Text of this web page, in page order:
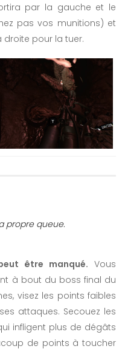
par la gauche et le
pas vos munitions) et
pour la tuer.
propre queue.
être manqué. Vous
à bout du boss final du
visez les points faibles
attaques. Secouez les
infligent plus de dégâts
de points à toucher